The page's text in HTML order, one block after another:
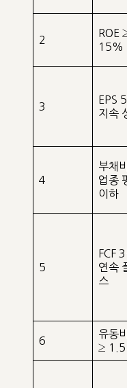
2
ROE
15%
3
EPS
지속
4
부채
업종
이하
5
FCF
연속
스
6
유동
≥ 1.5